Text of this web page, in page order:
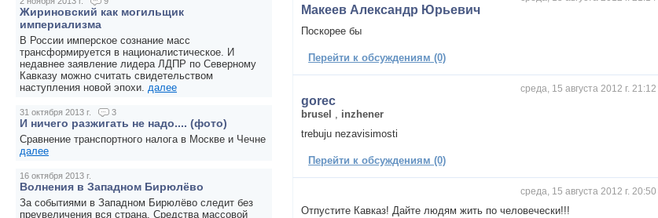
Макеев Александр Юрьевич
Поскорее бы
Перейти к обсуждениям (0)
среда, 15 августа 2012 г. 21:12
gorec
brusel
inzhener
trebuju nezavisimosti
Перейти к обсуждениям (0)
среда, 15 августа 2012 г. 20:50
Отпустите Кавказ! Дайте людям жить по человечески!!!
Жириновский как могильщик
империализма
В России имперское сознание масс
трансформируется в националистическое. И
недавнее заявление лидера ЛДПР по Северному
Кавказу можно считать свидетельством
наступления новой эпохи. далее
31 октября 2013 г. 3
И ничего разжигать не надо.... (фото)
Сравнение транспортного налога в Москве и Чечне
далее
16 октября 2013 г.
Волнения в Западном Бирюлёво
За событиями в Западном Бирюлёво следит без
преувеличения вся страна. Средства массовой